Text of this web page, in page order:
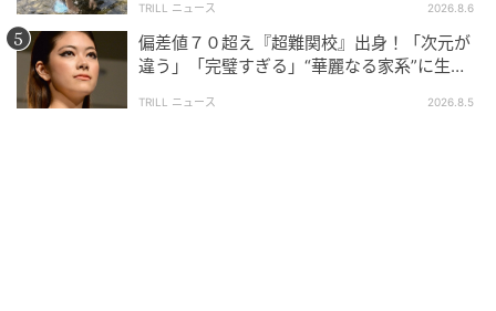
大悟さん演じる健介は、ヒューマノイドの翔に「わし
は君のパパではない。おじさんでええよ」と伝え、パ
パ呼びされることを拒否する。ところがある日、江ノ
電の駅名がスラスラと出てくるヒューマノイドの翔に
TRILL ニュース 2026.8.6
偏差値７０超え『超難関校』出身！「次元が
違う」「完璧すぎる」“華麗なる家系”に生ま
TRILL ニュース 2026.8.5